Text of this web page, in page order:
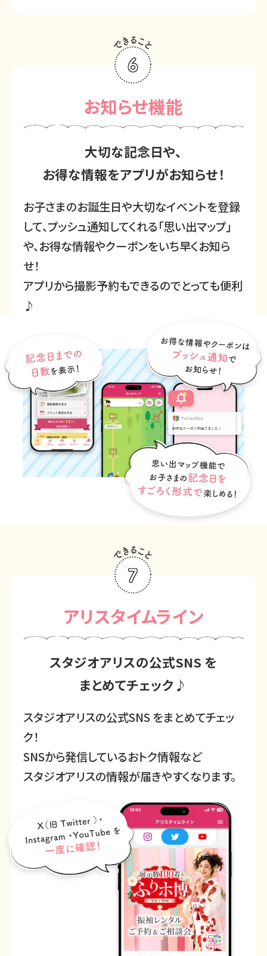
お知らせ機能
大切な記念日や、
お得な情報をアプリがお知らせ！
お子さまのお誕生日や大切なイベントを登録
して、プッシュ通知してくれる「思い出マップ」
や、お得な情報やクーポンをいち早くお知ら
せ！
アプリから撮影予約もできるのでとっても便利
♪
アリスタイムライン
スタジオアリスの公式SNS を
まとめてチェック♪
スタジオアリスの公式SNS をまとめてチェッ
ク！
SNSから発信しているおトク情報など
スタジオアリスの情報が届きやすくなります。